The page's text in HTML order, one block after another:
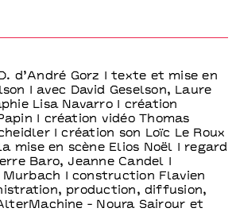
d’André Gorz I texte et mise en
I avec David Geselson, Laure
Lisa Navarro I création
I création vidéo Thomas
I création son Loïc Le Roux
mise en scène Elios Noël I regard
Baro, Jeanne Candel I
I construction Flavien
production, diffusion,
- Noura Sairour et